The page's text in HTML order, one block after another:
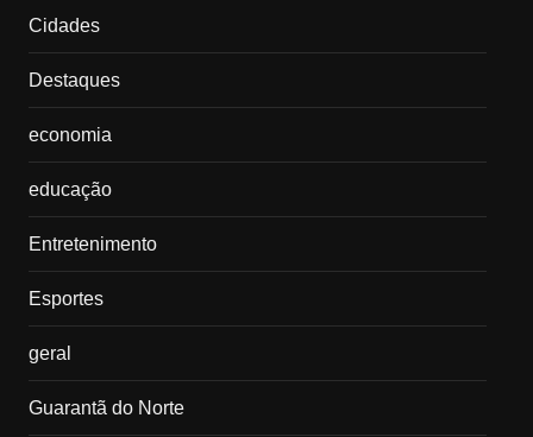
Cidades
Destaques
economia
educação
Entretenimento
Esportes
geral
Guarantã do Norte